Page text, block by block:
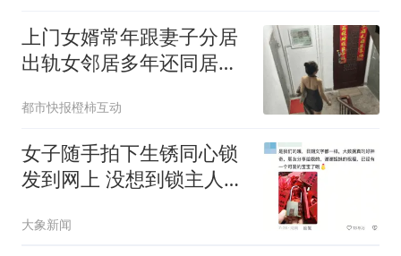
上门女婿常年跟妻子分居
出轨女邻居多年还同居生
都市快报橙柿互动
女子随手拍下生锈同心锁
发到网上 没想到锁主人回
大象新闻